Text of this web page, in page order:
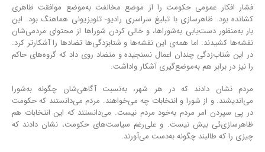
فشار افکار عمومی حکومت را از موضع مخالفت به‌موضع موافقت ظاهری
کشانده بود. ظاهرسازی با تبلیغ سراسری رادیو- تلویزیونی هماهنگ بود. این
بار به‌منظور دست‌یابی به‌شوراها، و خالی کردن شوراها از محتوای مردمی‌شان
نقشه‌ها کشیدند. اما همه‌ی این نقشه‌ها و شتابزدگی‌ها تضادها را آشکارتر کرد.
در این شتاب‌زدگی چندان اعمال نسنجیده و متضاد روی داد که گروه‌های حاکم
را نیز در برابر هم به‌موضع‌گیری آشکار واداشت.
مردم نشان دادند که در هر شهر، به‌نسبت آگاهی‌شان چگونه به‌شورا
می‌اندیشند. و از شورا و انتخابات چه می‌خواهند. مردم می‌دانستند که حکومت
در پی سپردن امر مردم به‌خود مردم نیست. می‌دانستند که این انتخابات هم
ظاهرسازی‌ئی بیش نیست. و علی‌رغم سیاست‌های حکومت، نشان دادند که
چیزی را که طالبند چگونه به‌دست می‌آورند.